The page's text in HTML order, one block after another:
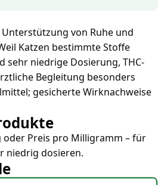
von Ruhe und
Katzen bestimmte Stoffe
sehr niedrige Dosierung, THC-
Begleitung besonders
gesicherte Wirknachweise
oder Preis pro Milligramm – für
niedrig dosieren.